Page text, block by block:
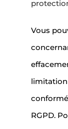
Vous
limitation
RGPD.